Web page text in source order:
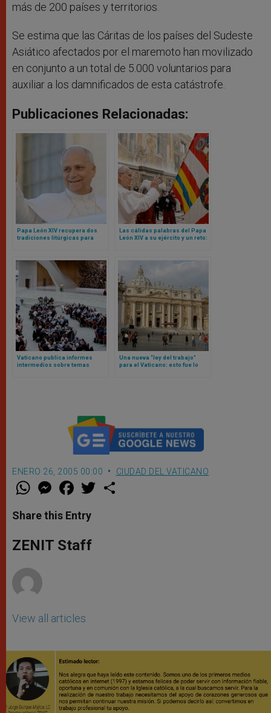
más de 200 países y territorios.
Se estima que las Cáritas de los países del Sudeste
Asiático afectados por el maremoto han movilizado
en conjunto a un total de 5.000 voluntarios para
auxiliar a los damnificados de esta catástrofe.
Publicaciones Relacionadas:
Papa León XIV recupera dos
tradiciones litúrgicas para
Las cálidas palabras del Papa
León XIV a su ejército y un reto:
Vaticano publica informes
intermedios sobre temas
Una nueva “ley del trabajo”
para el Vaticano: esto fue lo
ENERO 26, 2005 00:00 CIUDAD DEL VATICANO
W
t
s
p
p
M
e
s
e
g
e
F
a
e
b
o
k
w
Share this Entry
ZENIT Staff
View all articles